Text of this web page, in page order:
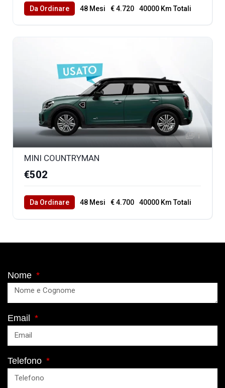
Da Ordinare 48 Mesi € 4.720 40000 Km Totali
1
MINI COUNTRYMAN
€502
Da Ordinare 48 Mesi € 4.700 40000 Km Totali
Nome
Email
Telefono